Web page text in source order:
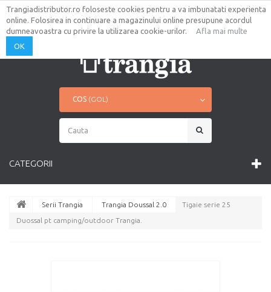
AUTENTIFICARE
CONTUL TAU
CONTACT
HARTA SITE
COS (GOL)
CATEGORII
Serii Trangia Trangia Doussal 2.0
Tigaie serie 25
Duossal pt camping/outdoor Trangia.
Trangiadistributor.ro foloseste cookies pentru a va imbunatati experienta
online. Folosirea in continuare a magazinului online presupune acordul
dumneavoastra cu privire la utilizarea cookie-urilor. Afla mai multe
OK